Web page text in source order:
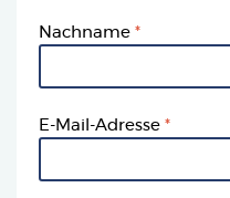
Nachname
E-Mail-Adresse